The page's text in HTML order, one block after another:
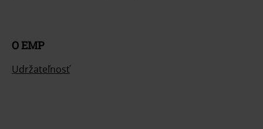
O EMP
Udržateľnosť